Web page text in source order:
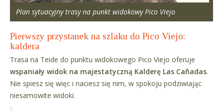
Plan sytuacyjny trasy na punkt widokowy Pico Viejo
Pierwszy przystanek na szlaku do Pico Viejo:
kaldera
Trasa na Teide do punktu widokowego Pico Viejo oferuje
wspaniały widok na majestatyczną Kalderę Las Cañadas.
Nie spiesz się więc i naciesz się nim, w spokoju podziwiając
niesamowite widoki.